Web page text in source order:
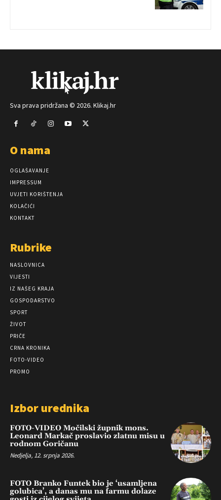
Sva prava pridržana © 2026. Klikaj.hr
O nama
OGLAŠAVANJE
IMPRESSUM
UVJETI KORIŠTENJA
KOLAČIĆI
KONTAKT
Rubrike
NASLOVNICA
VIJESTI
IZ NAŠEG KRAJA
GOSPODARSTVO
SPORT
ŽIVOT
PRIČE
CRNA KRONIKA
FOTO-VIDEO
PROMO
Izbor urednika
FOTO-VIDEO Močilski župnik mons.
Leonard Markač proslavio zlatnu misu u
rodnom Goričanu
Nedjelja, 12. srpnja 2026.
FOTO Branko Funtek bio je ‘usamljena
golubica’, a danas mu na farmu dolaze